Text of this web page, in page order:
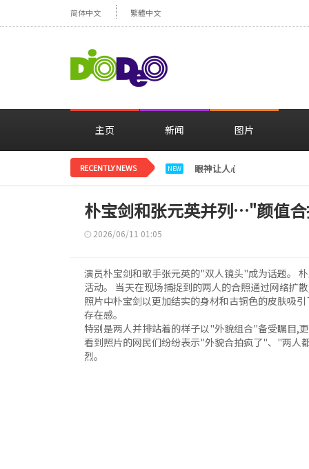
简体中文 繁體中文
主页 新闻 图片
RECENTLY NEWS NEW 眼神让人心动，美貌闪耀
朴宝剑和张元英并列…"颜值
2026/06/11 01:05
演员朴宝剑和歌手张元英的"双人镜头"成为话题。
活动。 当天在现场捕捉到的两人的合照通过网络扩
照片中朴宝剑以更加结实的身材和古铜色的皮肤吸
存在感。
特别是两人并排站着的样子以"外貌组合"备受瞩目,
看到照片的网民们纷纷表示"外貌合拍疯了"、"两人
烈。